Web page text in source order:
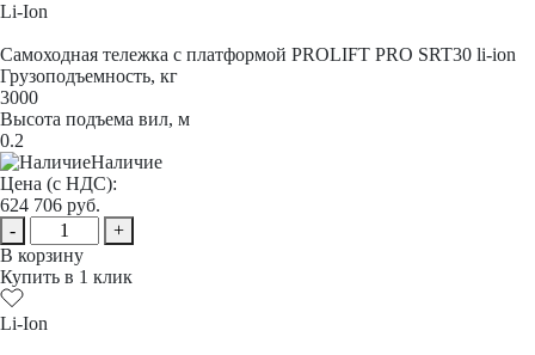
Li-Ion
Самоходная тележка с платформой PROLIFT PRO SRT30 li-ion
Грузоподъемность, кг
3000
Высота подъема вил, м
0.2
Наличие
Цена (с НДС):
624 706 руб.
-
+
В корзину
Купить в 1 клик
Li-Ion